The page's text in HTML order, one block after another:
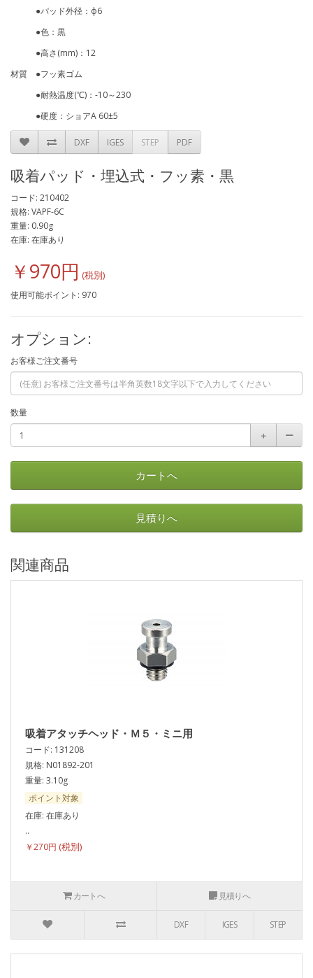
●パッド外径：ф6
●色：黒
●高さ(mm)：12
材質 ●フッ素ゴム
●耐熱温度(℃)：-10～230
●硬度：ショアA 60±5
DXF IGES STEP PDF
吸着パッド・埋込式・フッ素・黒
コード: 210402
規格: VAPF-6C
重量: 0.90g
在庫: 在庫あり
￥970円
使用可能ポイント: 970
オプション:
お客様ご注文番号
数量
＋
ー
カートへ
見積りへ
関連商品
吸着アタッチヘッド・Ｍ５・ミニ用
コード: 131208
規格: N01892-201
重量: 3.10g
ポイント対象
在庫: 在庫あり
..
￥270円
カートへ 見積りへ
DXF IGES STEP